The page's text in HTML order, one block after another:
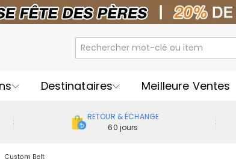
Destinataires Meilleure Ventes
RETOUR & ÉCHANGE
60 jours
Custom Belt